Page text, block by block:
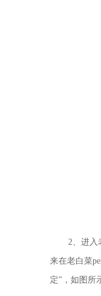
2、进入
来在老白菜
定”，如图所